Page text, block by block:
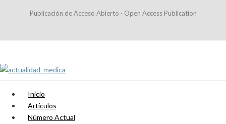
Publicación de Acceso Abierto · Open Access Publication
Inicio
Artículos
Número Actual